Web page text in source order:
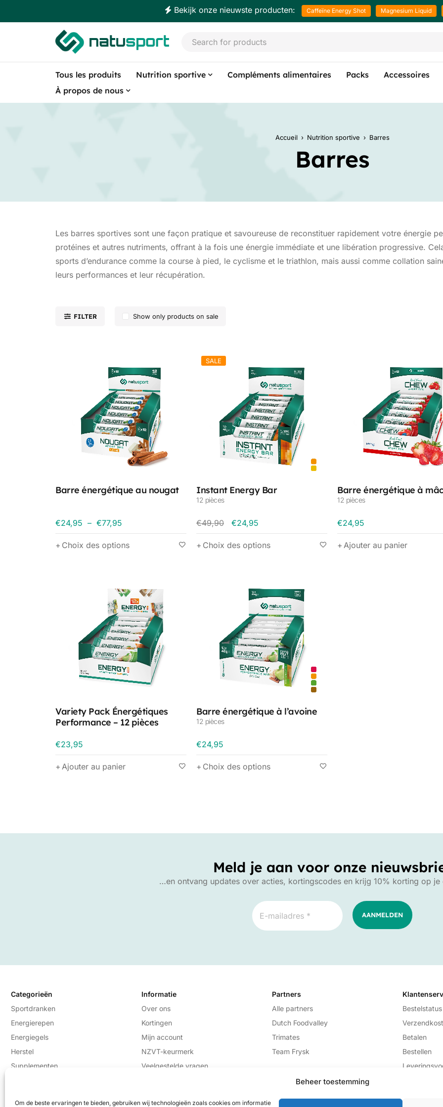
Beheer toestemming
Om de beste ervaringen te bieden, gebruiken wij technologieën zoals cookies om informatie
Bekijk onze nieuwste producten: Caffeïne Energy Shot Magnesium Liquid
Tous les produits Nutrition sportive Compléments alimentaires Packs Accessoires
À propos de nous
Accueil › Nutrition sportive › Barres
Barres
Les barres sportives sont une façon pratique et savoureuse de reconstituer rapidement votre énergie
protéines et autres nutriments, offrant à la fois une énergie immédiate et une libération progressive.
sports d’endurance comme la course à pied, le cyclisme et le triathlon, mais aussi comme collation
leurs performances et leur récupération.
FILTER Show only products on sale
Barre énergétique au nougat
€24,95 – €77,95
Choix des options
Instant Energy Bar
12 pièces
SALE
€49,90 €24,95
Choix des options
Barre énergétique à
12 pièces
€24,95
Ajouter au panier
Variety Pack Énergétiques
Performance – 12 pièces
€23,95
Ajouter au panier
Barre énergétique à l’avoine
12 pièces
€24,95
Choix des options
Meld je aan voor onze
…en ontvang updates over acties, kortingscodes en krijg 10% korting op je
Categorieën
Sportdranken
Energierepen
Energiegels
Herstel
Supplementen
Informatie
Over ons
Kortingen
Mijn account
NZVT-keurmerk
Veelgestelde vragen
Partners
Alle partners
Dutch Foodvalley
Trimates
Team Frysk
Bestelstatus
Betalen
Bestellen